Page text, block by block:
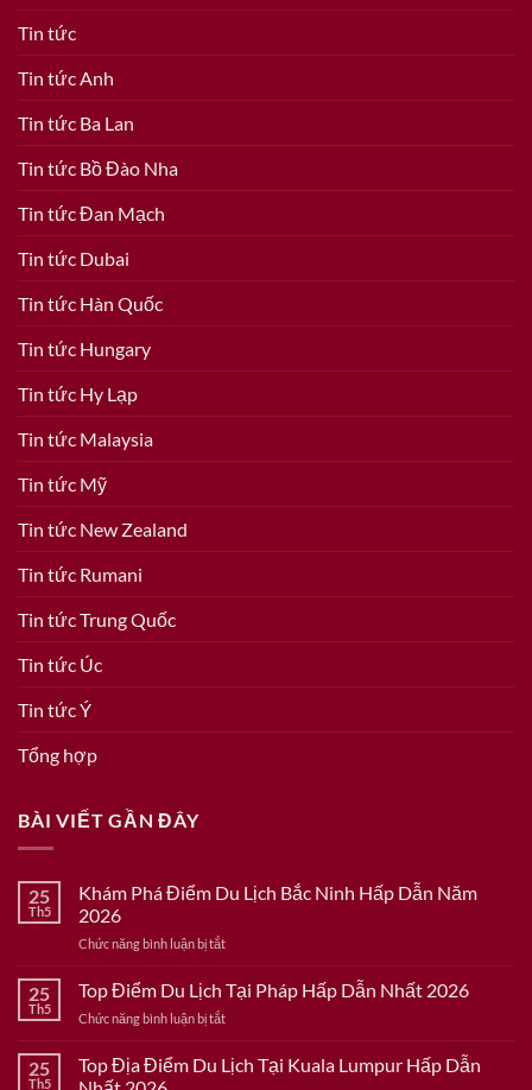
Tin tức
Tin tức Anh
Tin tức Ba Lan
Tin tức Bồ Đào Nha
Tin tức Đan Mạch
Tin tức Dubai
Tin tức Hàn Quốc
Tin tức Hungary
Tin tức Hy Lạp
Tin tức Malaysia
Tin tức Mỹ
Tin tức New Zealand
Tin tức Rumani
Tin tức Trung Quốc
Tin tức Úc
Tin tức Ý
Tổng hợp
BÀI VIẾT GẦN ĐÂY
25
Th5
Khám Phá Điểm Du Lịch Bắc Ninh Hấp Dẫn Năm
2026
Chức năng bình luận bị tắtở
Phá
Điểm
Du
Bắc
25
Th5
Top Điểm Du Lịch Tại Pháp Hấp Dẫn Nhất 2026
Chức năng bình luận bị tắtở
Điểm
Du
25
Th5
Top Địa Điểm Du Lịch Tại Kuala Lumpur Hấp Dẫn